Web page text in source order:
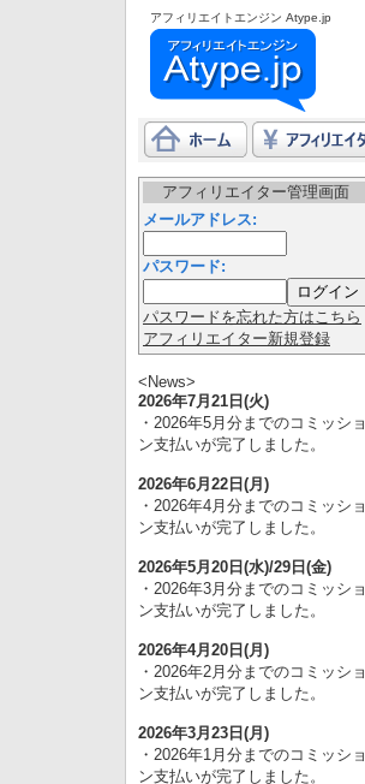
アフィリエイトエンジン Atype.jp
アフィリエイター管理画面
メールアドレス:
パスワード:
パスワードを忘れた方はこちら
アフィリエイター新規登録
<News>
2026年7月21日(火)
・2026年5月分までのコミッショ
ン支払いが完了しました。
2026年6月22日(月)
・2026年4月分までのコミッショ
ン支払いが完了しました。
2026年5月20日(水)/29日(金)
・2026年3月分までのコミッショ
ン支払いが完了しました。
2026年4月20日(月)
・2026年2月分までのコミッショ
ン支払いが完了しました。
2026年3月23日(月)
・2026年1月分までのコミッショ
ン支払いが完了しました。